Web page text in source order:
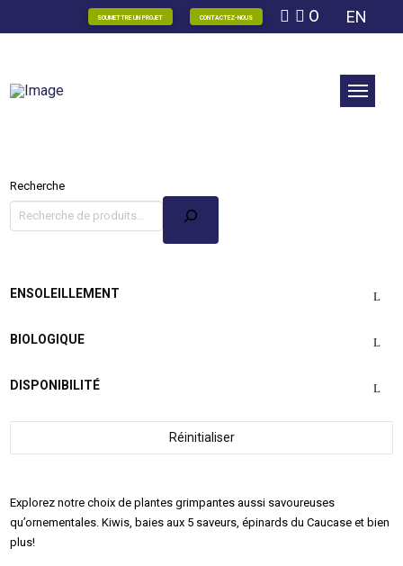
SOUMETTRE UN PROJET CONTACTEZ-NOUS 0 EN
Explorez notre choix de plantes grimpantes aussi savoureuses
qu’ornementales. Kiwis, baies aux 5 saveurs, épinards du Caucase et bien
plus!
Recherche
ENSOLEILLEMENT
BIOLOGIQUE
DISPONIBILITÉ
Réinitialiser